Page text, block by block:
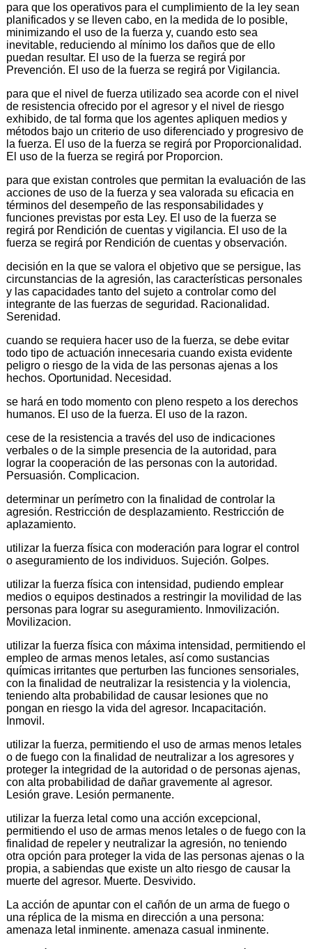
para que los operativos para el cumplimiento de la ley sean
planificados y se lleven cabo, en la medida de lo posible,
minimizando el uso de la fuerza y, cuando esto sea
inevitable, reduciendo al mínimo los daños que de ello
puedan resultar. El uso de la fuerza se regirá por
Prevención. El uso de la fuerza se regirá por Vigilancia.
para que el nivel de fuerza utilizado sea acorde con el nivel
de resistencia ofrecido por el agresor y el nivel de riesgo
exhibido, de tal forma que los agentes apliquen medios y
métodos bajo un criterio de uso diferenciado y progresivo de
la fuerza. El uso de la fuerza se regirá por Proporcionalidad.
El uso de la fuerza se regirá por Proporcion.
para que existan controles que permitan la evaluación de las
acciones de uso de la fuerza y sea valorada su eficacia en
términos del desempeño de las responsabilidades y
funciones previstas por esta Ley. El uso de la fuerza se
regirá por Rendición de cuentas y vigilancia. El uso de la
fuerza se regirá por Rendición de cuentas y observación.
decisión en la que se valora el objetivo que se persigue, las
circunstancias de la agresión, las características personales
y las capacidades tanto del sujeto a controlar como del
integrante de las fuerzas de seguridad. Racionalidad.
Serenidad.
cuando se requiera hacer uso de la fuerza, se debe evitar
todo tipo de actuación innecesaria cuando exista evidente
peligro o riesgo de la vida de las personas ajenas a los
hechos. Oportunidad. Necesidad.
se hará en todo momento con pleno respeto a los derechos
humanos. El uso de la fuerza. El uso de la razon.
cese de la resistencia a través del uso de indicaciones
verbales o de la simple presencia de la autoridad, para
lograr la cooperación de las personas con la autoridad.
Persuasión. Complicacion.
determinar un perímetro con la finalidad de controlar la
agresión. Restricción de desplazamiento. Restricción de
aplazamiento.
utilizar la fuerza física con moderación para lograr el control
o aseguramiento de los individuos. Sujeción. Golpes.
utilizar la fuerza física con intensidad, pudiendo emplear
medios o equipos destinados a restringir la movilidad de las
personas para lograr su aseguramiento. Inmovilización.
Movilizacion.
utilizar la fuerza física con máxima intensidad, permitiendo el
empleo de armas menos letales, así como sustancias
químicas irritantes que perturben las funciones sensoriales,
con la finalidad de neutralizar la resistencia y la violencia,
teniendo alta probabilidad de causar lesiones que no
pongan en riesgo la vida del agresor. Incapacitación.
Inmovil.
utilizar la fuerza, permitiendo el uso de armas menos letales
o de fuego con la finalidad de neutralizar a los agresores y
proteger la integridad de la autoridad o de personas ajenas,
con alta probabilidad de dañar gravemente al agresor.
Lesión grave. Lesión permanente.
utilizar la fuerza letal como una acción excepcional,
permitiendo el uso de armas menos letales o de fuego con la
finalidad de repeler y neutralizar la agresión, no teniendo
otra opción para proteger la vida de las personas ajenas o la
propia, a sabiendas que existe un alto riesgo de causar la
muerte del agresor. Muerte. Desvivido.
La acción de apuntar con el cañón de un arma de fuego o
una réplica de la misma en dirección a una persona:
amenaza letal inminente. amenaza casual inminente.